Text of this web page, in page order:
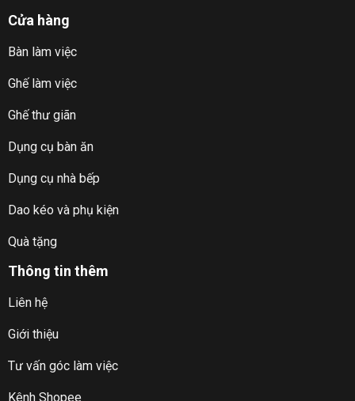
Cửa hàng
Bàn làm việc
Ghế làm việc
Ghế thư giãn
Dụng cụ bàn ăn
Dụng cụ nhà bếp
Dao kéo và phụ kiện
Quà tặng
Thông tin thêm
Liên hệ
Giới thiệu
Tư vấn góc làm việc
Kênh Shopee